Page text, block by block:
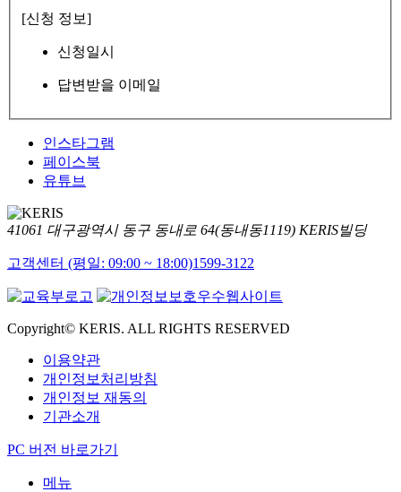
[신청 정보]
신청일시
답변받을 이메일
인스타그램
페이스북
유튜브
41061 대구광역시 동구 동내로 64(동내동1119) KERIS빌딩
고객센터 (평일: 09:00 ~ 18:00)1599-3122
Copyright© KERIS. ALL RIGHTS RESERVED
이용약관
개인정보처리방침
개인정보 재동의
기관소개
PC 버전 바로가기
메뉴